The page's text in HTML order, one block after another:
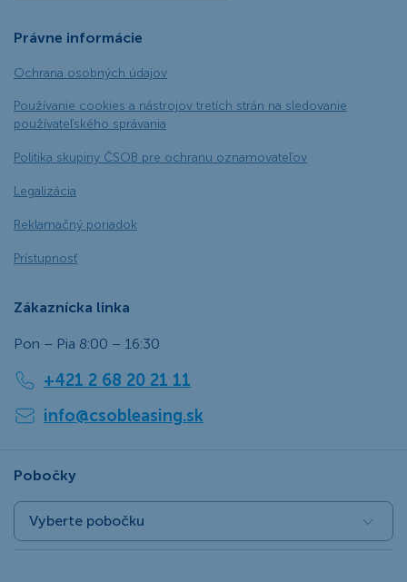
Právne informácie
Ochrana osobných údajov
Používanie cookies a nástrojov tretích strán na sledovanie
používateľského správania
Politika skupiny ČSOB pre ochranu oznamovateľov
Legalizácia
Reklamačný poriadok
Prístupnosť
Zákaznícka linka
Pon – Pia 8:00 – 16:30
+421 2 68 20 21 11
info@csobleasing.sk
Pobočky
Vyberte pobočku